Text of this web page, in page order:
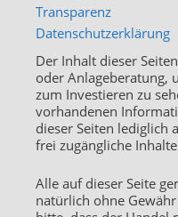
Transparenz
Datenschutzerklärung
Der Inhalt dieser
oder Anlageberatung,
zum Investieren zu
vorhandenen
dieser Seiten lediglich
frei zugängliche
Alle auf dieser Seite
natürlich ohne